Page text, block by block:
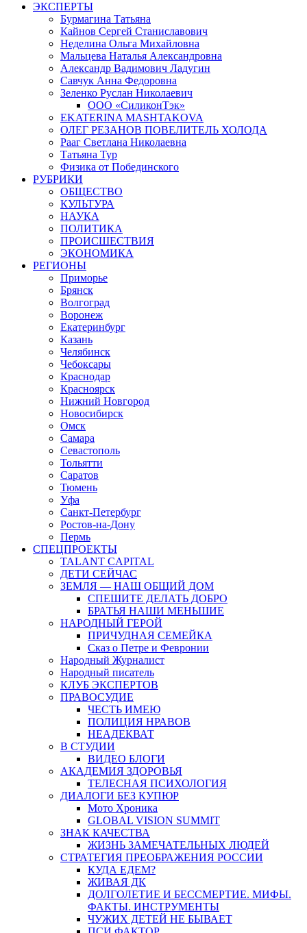
ЭКСПЕРТЫ
Бурмагина Татьяна
Кайнов Сергей Станиславович
Неделина Ольга Михайловна
Мальцева Наталья Александровна
Александр Вадимович Ладугин
Савчук Анна Федоровна
Зеленко Руслан Николаевич
ООО «СиликонТэк»
EKATERINA MASHTAKOVA
ОЛЕГ РЕЗАНОВ ПОВЕЛИТЕЛЬ ХОЛОДА
Рааг Светлана Николаевна
Татьяна Тур
Физика от Побединского
РУБРИКИ
ОБЩЕСТВО
КУЛЬТУРА
НАУКА
ПОЛИТИКА
ПРОИСШЕСТВИЯ
ЭКОНОМИКА
РЕГИОНЫ
Приморье
Брянск
Волгоград
Воронеж
Екатеринбург
Казань
Челябинск
Чебоксары
Краснодар
Красноярск
Нижний Новгород
Новосибирск
Омск
Самара
Севастополь
Тольятти
Саратов
Тюмень
Уфа
Санкт-Петербург
Ростов-на-Дону
Пермь
СПЕЦПРОЕКТЫ
TALANT CAPITAL
ДЕТИ СЕЙЧАС
ЗЕМЛЯ — НАШ ОБЩИЙ ДОМ
СПЕШИТЕ ДЕЛАТЬ ДОБРО
БРАТЬЯ НАШИ МЕНЬШИЕ
НАРОДНЫЙ ГЕРОЙ
ПРИЧУДНАЯ СЕМЕЙКА
Сказ о Петре и Февронии
Народный Журналист
Народный писатель
КЛУБ ЭКСПЕРТОВ
ПРАВОСУДИЕ
ЧЕСТЬ ИМЕЮ
ПОЛИЦИЯ НРАВОВ
НЕАДЕКВАТ
В СТУДИИ
ВИДЕО БЛОГИ
АКАДЕМИЯ ЗДОРОВЬЯ
ТЕЛЕСНАЯ ПСИХОЛОГИЯ
ДИАЛОГИ БЕЗ КУПЮР
Мото Хроника
GLOBAL VISION SUMMIT
ЗНАК КАЧЕСТВА
ЖИЗНЬ ЗАМЕЧАТЕЛЬНЫХ ЛЮДЕЙ
СТРАТЕГИЯ ПРЕОБРАЖЕНИЯ РОССИИ
КУДА ЕДЕМ?
ЖИВАЯ ДК
ДОЛГОЛЕТИЕ И БЕССМЕРТИЕ. МИФЫ.
ФАКТЫ. ИНСТРУМЕНТЫ
ЧУЖИХ ДЕТЕЙ НЕ БЫВАЕТ